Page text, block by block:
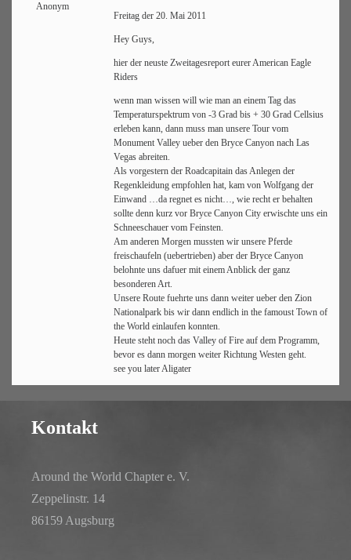
Anonym
Freitag der 20. Mai 2011
Hey Guys,
hier der neuste Zweitagesreport eurer American Eagle
Riders
wenn man wissen will wie man an einem Tag das
Temperaturspektrum von -3 Grad bis + 30 Grad Cellsius
erleben kann, dann muss man unsere Tour vom
Monument Valley ueber den Bryce Canyon nach Las
Vegas abreiten.
Als vorgestern der Roadcapitain das Anlegen der
Regenkleidung empfohlen hat, kam von Wolfgang der
Einwand …da regnet es nicht…, wie recht er behalten
sollte denn kurz vor Bryce Canyon City erwischte uns ein
Schneeschauer vom Feinsten.
Am anderen Morgen mussten wir unsere Pferde
freischaufeln (uebertrieben) aber der Bryce Canyon
belohnte uns dafuer mit einem Anblick der ganz
besonderen Art.
Unsere Route fuehrte uns dann weiter ueber den Zion
Nationalpark bis wir dann endlich in the famoust Town of
the World einlaufen konnten.
Heute steht noch das Valley of Fire auf dem Programm,
bevor es dann morgen weiter Richtung Westen geht.
see you later Aligater
Kontakt
Around the World Chapter e. V.
Zeppelinstr. 14
86159 Augsburg